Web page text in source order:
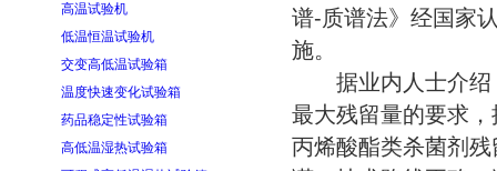
高温试验机
低温恒温试验机
交变高低温试验箱
温度快速变化试验箱
药品稳定性试验箱
高低温湿热试验箱
谱-质谱法》经国家
施。
据业内人士介绍
最大残留量的要求
丙烯酸酯类杀菌剂